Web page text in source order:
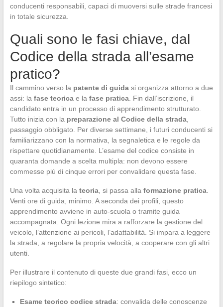
conducenti responsabili, capaci di muoversi sulle strade francesi
in totale sicurezza.
Quali sono le fasi chiave, dal
Codice della strada all’esame
pratico?
Il cammino verso la patente di guidasi organizza attorno a due
assi: la fase teoricae la fase pratica. Fin dall’iscrizione, il
candidato entra in un processo di apprendimento strutturato.
Tutto inizia con la preparazione al Codice della strada,
passaggio obbligato. Per diverse settimane, i futuri conducenti si
familiarizzano con la normativa, la segnaletica e le regole da
rispettare quotidianamente. L’esame del codice consiste in
quaranta domande a scelta multipla: non devono essere
commesse più di cinque errori per convalidare questa fase.
Una volta acquisita la teoria, si passa alla formazione pratica.
Venti ore di guida, minimo. A seconda dei profili, questo
apprendimento avviene in auto-scuola o tramite guida
accompagnata. Ogni lezione mira a rafforzare la gestione del
veicolo, l’attenzione ai pericoli, l’adattabilità. Si impara a leggere
la strada, a regolare la propria velocità, a cooperare con gli altri
utenti.
Per illustrare il contenuto di queste due grandi fasi, ecco un
riepilogo sintetico:
Esame teorico codice strada: convalida delle conoscenze